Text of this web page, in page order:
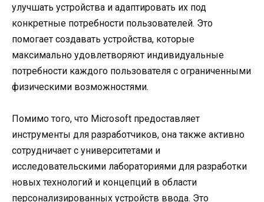
улучшать устройства и адаптировать их под
конкретные потребности пользователей. Это
помогает создавать устройства, которые
максимально удовлетворяют индивидуальные
потребности каждого пользователя с ограниченными
физическими возможностями.
Помимо того, что Microsoft предоставляет
инструменты для разработчиков, она также активно
сотрудничает с университетами и
исследовательскими лабораториями для разработки
новых технологий и концепций в области
персонализированных устройств ввода. Это